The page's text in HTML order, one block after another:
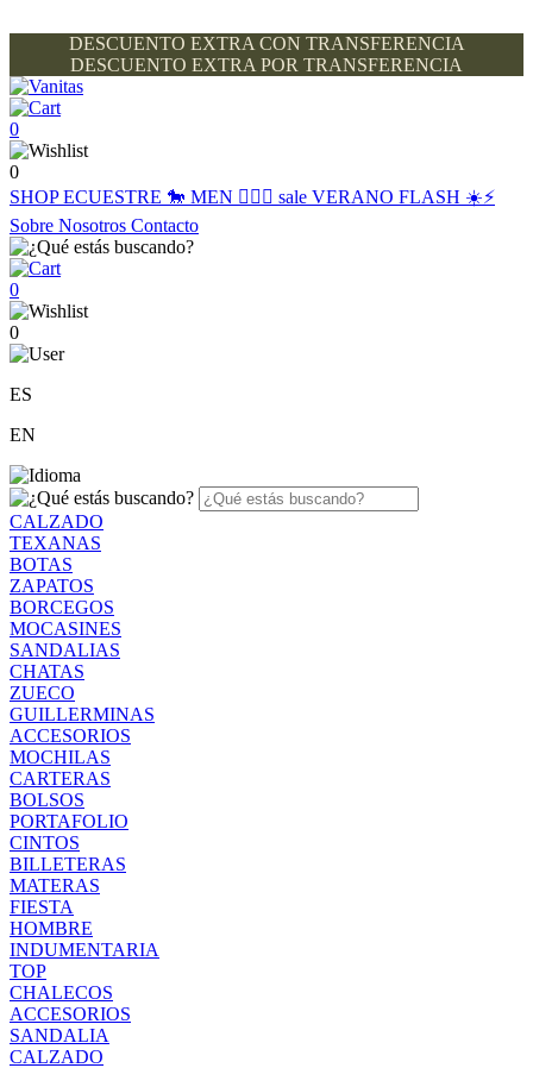
DESCUENTO EXTRA CON TRANSFERENCIA
DESCUENTO EXTRA POR TRANSFERENCIA
0
0
SHOPECUESTRE 🐎 MEN 🙋🏽‍♂️ sale VERANO FLASH ☀️⚡️
Sobre Nosotros Contacto
0
0
ES
EN
CALZADO
TEXANAS
BOTAS
ZAPATOS
BORCEGOS
MOCASINES
SANDALIAS
CHATAS
ZUECO
GUILLERMINAS
ACCESORIOS
MOCHILAS
CARTERAS
BOLSOS
PORTAFOLIO
CINTOS
BILLETERAS
MATERAS
FIESTA
HOMBRE
INDUMENTARIA
TOP
CHALECOS
ACCESORIOS
SANDALIA
CALZADO